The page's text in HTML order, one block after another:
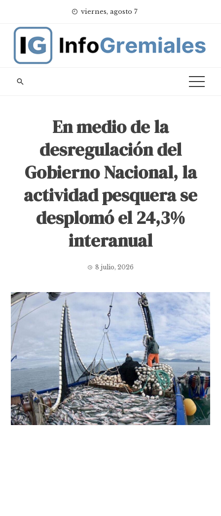
content
viernes, agosto 7
En medio de la
desregulación del
Gobierno Nacional, la
actividad pesquera se
desplomó el 24,3%
interanual
8 julio, 2026